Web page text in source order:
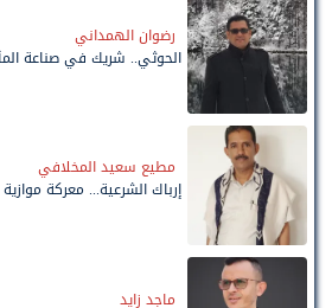
رضوان الهمداني
الحوثي.. شريك في صناعة
مطيع سعيد المخلافي
إرباك الشرعية... معركة
ماجد زايد